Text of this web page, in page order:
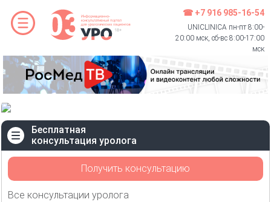
☎ +7 916 985-16-54
UNICLINICA пн-пт 8:00-
20:00 мск, сб-вс 8:00-17:00
мск
Бесплатная
консультация уролога
Получить консультацию
Все консультации уролога